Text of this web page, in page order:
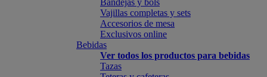
Bandejas y bols
Vajillas completas y sets
Accesorios de mesa
Exclusivos online
Bebidas
Ver todos los productos para bebidas
Tazas